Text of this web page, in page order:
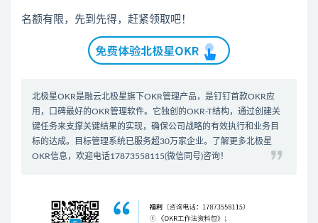
名额有限，先到先得，赶紧领取吧！
北极星OKR是融云北极星旗下OKR管理产品，是钉钉首款OKR应
用 ，口碑最好的OKR管理软件。它独创的OKR-T结构，通过创建关
键任务来支撑关键结果的实现，确保公司战略的有效执行和业务目
标的达成。
目标管理系统已服务超30万家企业。了解更多北极星
OKR信息，欢迎电话17873558115(微信同号)咨询！